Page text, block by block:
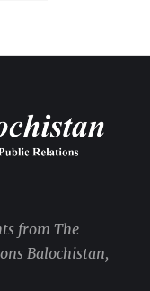
from The
Balochistan,